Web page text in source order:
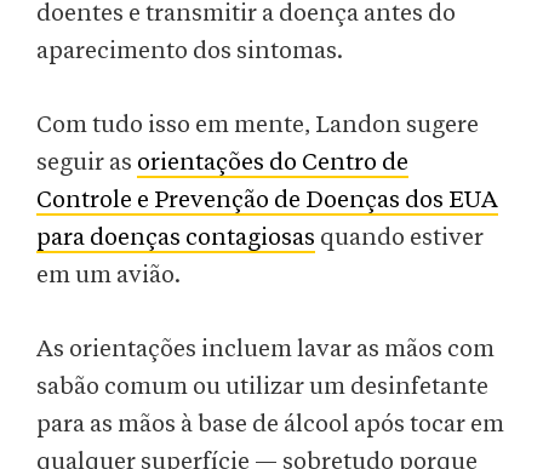
doentes e transmitir a doença antes do
aparecimento dos sintomas.
Com tudo isso em mente, Landon sugere
seguir as orientações do Centro de
Controle e Prevenção de Doenças dos EUA
para doenças contagiosas quando estiver
em um avião.
As orientações incluem lavar as mãos com
sabão comum ou utilizar um desinfetante
para as mãos à base de álcool após tocar em
qualquer superfície — sobretudo porque